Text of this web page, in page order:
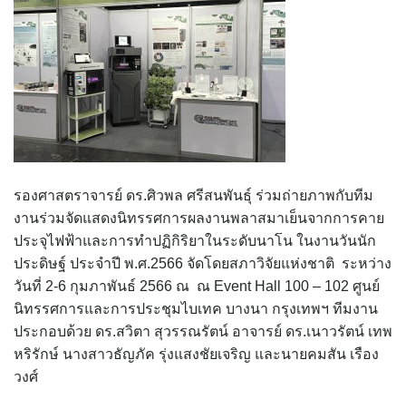
รองศาสตราจารย์ ดร.ศิวพล ศรีสนพันธุ์ ร่วมถ่ายภาพกับทีม
งานร่วมจัดแสดงนิทรรศการผลงานพลาสมาเย็นจากการคาย
ประจุไฟฟ้าและการทำปฏิกิริยาในระดับนาโน ในงานวันนัก
ประดิษฐ์ ประจำปี พ.ศ.2566 จัดโดยสภาวิจัยแห่งชาติ ระหว่าง
วันที่ 2-6 กุมภาพันธ์ 2566 ณ ณ Event Hall 100 – 102 ศูนย์
นิทรรศการและการประชุมไบเทค บางนา กรุงเทพฯ ทีมงาน
ประกอบด้วย ดร.สวิตา สุวรรณรัตน์ อาจารย์ ดร.เนาวรัตน์ เทพ
หริรักษ์ นางสาวธัญภัค รุ่งแสงชัยเจริญ และนายคมสัน เรือง
วงศ์